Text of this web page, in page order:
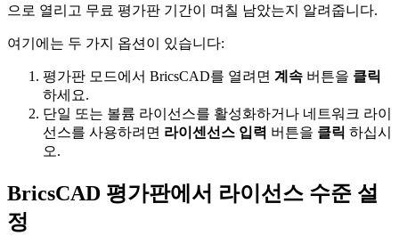
으로 열리고 무료 평가판 기간이 며칠 남았는지 알려줍니다.
여기에는 두 가지 옵션이 있습니다:
평가판 모드에서 BricsCAD를 열려면 계속 버튼을 클릭
하세요.
단일 또는 볼륨 라이선스를 활성화하거나 네트워크 라이
선스를 사용하려면 라이센선스 입력 버튼을 클릭 하십시
오.
BricsCAD 평가판에서 라이선스 수준 설
정